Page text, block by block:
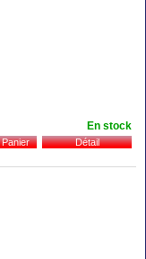
En stock